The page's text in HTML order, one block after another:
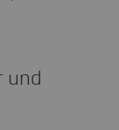
und